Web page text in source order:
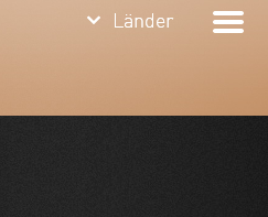
keyboard_arrow_down Länder
keyboard_arrow_down Länder